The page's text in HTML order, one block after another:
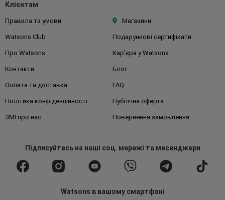
Клієнтам
Правила та умови Магазини
Watsons Club Подарункові сертифікати
Про Watsons Кар'єра у Watsons
Контакти Блог
Оплата та доставка FAQ
Політика конфіденційності Публічна оферта
ЗМІ про нас Повернення замовлення
Підписуйтесьна наші соц. мережі та месенджери
Watsons в вашому смартфоні